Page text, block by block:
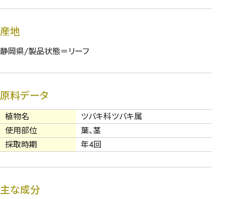
産地
静岡県/製品状態＝リーフ
原料データ
植物名
ツバキ科ツバキ属
使用部位
葉、茎
採取時期
年4回
主な成分